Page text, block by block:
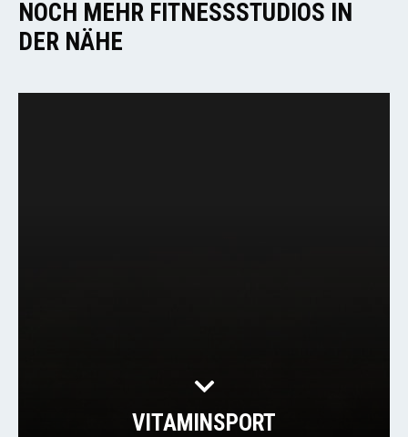
NOCH MEHR FITNESSSTUDIOS IN
DER NÄHE
VITAMINSPORT